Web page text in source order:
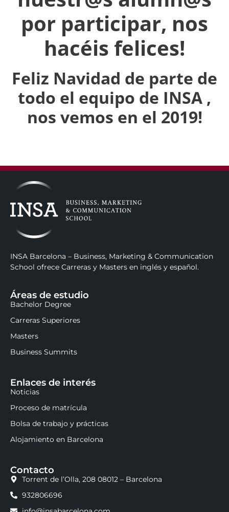
por participar, nos
hacéis felices!
Feliz Navidad de parte de
todo el equipo de INSA ,
nos vemos en el 2019!
INSA Barcelona – Business, Marketing & Communication
School ofrece Carreras y Masters en inglés y español.
Áreas de estudio
Bachelor Degree
Carreras Superiores
Masters
Business Summits
Enlaces de interés
Noticias
Proceso de matrícula
Bolsa de trabajo y prácticas
Alojamiento en Barcelona
Contacto
Torrent de l’Olla, 208 08012 – Barcelona
932806696